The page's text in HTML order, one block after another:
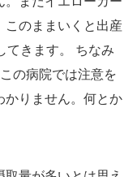
このままいくと出産
てきます。 ちなみ
の病院では注意を
かりません。何とか